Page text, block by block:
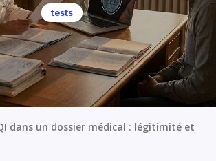
tests
dans un dossier médical : légitimité et